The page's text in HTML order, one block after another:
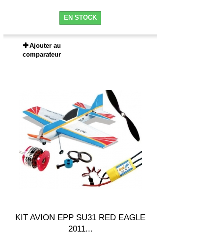
EN STOCK
Ajouter au
comparateur
KIT AVION EPP SU31 RED EAGLE
2011...